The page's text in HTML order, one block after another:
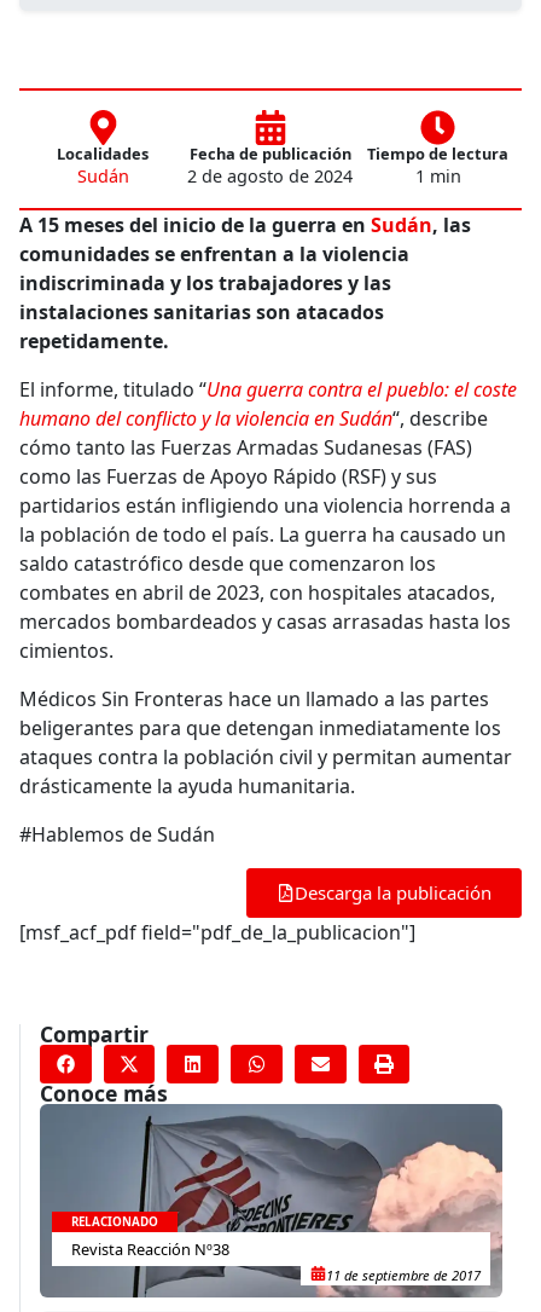
Localidades
Sudán
Fecha de publicación
2 de agosto de 2024
Tiempo de lectura
1 min
A 15 meses del inicio de la guerra en Sudán, las
comunidades se enfrentan a la violencia
indiscriminada y los trabajadores y las
instalaciones sanitarias son atacados
repetidamente.
El informe, titulado “Una guerra contra el pueblo: el coste
humano del conflicto y la violencia en Sudán“, describe
cómo tanto las Fuerzas Armadas Sudanesas (FAS)
como las Fuerzas de Apoyo Rápido (RSF) y sus
partidarios están infligiendo una violencia horrenda a
la población de todo el país. La guerra ha causado un
saldo catastrófico desde que comenzaron los
combates en abril de 2023, con hospitales atacados,
mercados bombardeados y casas arrasadas hasta los
cimientos.
Médicos Sin Fronteras hace un llamado a las partes
beligerantes para que detengan inmediatamente los
ataques contra la población civil y permitan aumentar
drásticamente la ayuda humanitaria.
#Hablemos de Sudán
Descarga la publicación
[msf_acf_pdf field="pdf_de_la_publicacion"]
Compartir
Conoce más
RELACIONADO
Revista Reacción Nº38
11 de septiembre de 2017